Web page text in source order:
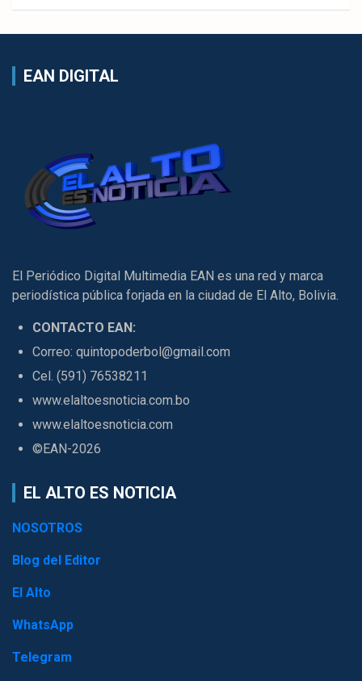
EAN DIGITAL
El Periódico Digital Multimedia EAN es una red y marca
periodística pública forjada en la ciudad de El Alto, Bolivia.
CONTACTO EAN:
Correo: quintopoderbol@gmail.com
Cel. (591) 76538211
www.elaltoesnoticia.com.bo
www.elaltoesnoticia.com
©EAN-2026
EL ALTO ES NOTICIA
NOSOTROS
Blog del Editor
El Alto
WhatsApp
Telegram